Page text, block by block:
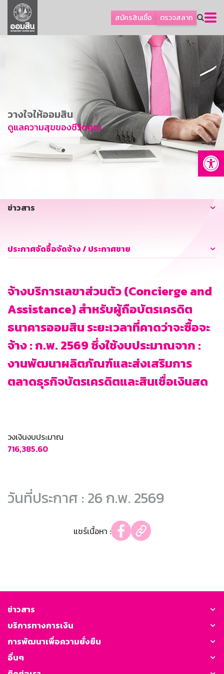
สมัครสินเชื่อ ตรวจสลาก
ลูกค้าธุรกิจ
ลูกค้าผู้ประกอบรายย่อย
การพัฒนาที่ยั่งยืน
ข่าวสาร
บริการทางการเงิน
อื่นๆ
วางใจให้ออมสิน
ดูแลความสุขของชีวิตคุณ
ข่าวสาร
ประกาศจัดซื้อจัดจ้าง / ประกาศขาย
จ้างบริการเลขาส่วนตัว (Concierge and
Assistance) สำหรับผู้ถือบัตรเครดิต
ธนาคารออมสิน ระยะเวลาที่คาดว่าจะซื้อจะ
จ้าง : ก.พ. 2569 ซึ่งใช้งบประมาณจาก :
งานพัฒนาผลิตภัณฑ์และส่งเสริมการ
ตลาดธุรกิจบัตรเครดิตและสินเชื่อเงินสด
วงเงินงบประมาณ
716,385.60
วันที่ประกาศ : 26 ก.พ. 2569
แชร์เนื้อหา :
ข่าวสาร
บริการทางการเงิน
การพัฒนาเพื่อความยั่งยืน
อื่นๆ